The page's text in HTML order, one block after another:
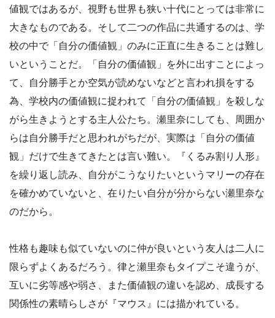
値観ではあるが、視野も世界も狭い十代にとっては非常に
大きなものである。そして二つの作品に共通するのは、学
校の中で「自分の価値観」のみに正直に生きることは難し
いということだ。「自分の価値観」を外に出すことによっ
て、自分勝手とか空気が読めないなどと言われ損をする
為、学校内の価値観に捉われて「自分の価値観」を殺しな
がら生きようとする主人公たち。瀬里奈にしても、周囲か
らは自分勝手だと思われがちだが、実際は「自分の価値
観」だけで生きてきたとは言い難い。『くるみ割り人形』
を繰り返し読み、自分がこうなりたいというマリーの存在
を確かめていないと、在りたい自分が分からない瀬里奈な
のだから。
性格も趣味も似ていないのに仲が良いという友人は二人に
限らずよくあるだろう。律と瀬里奈もタイプこそ違うが、
互いに劣等感や弱さ、また価値観の違いを認め、成長する
関係性の素晴らしさが『マウス』には描かれている。